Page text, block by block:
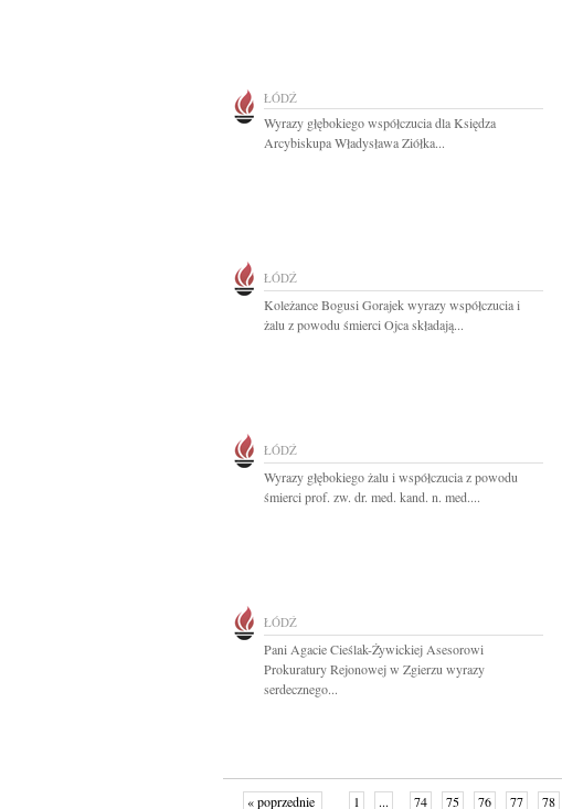
ŁÓDŹ
Wyrazy głębokiego współczucia dla Księdza
Arcybiskupa Władysława Ziółka...
ŁÓDŹ
Koleżance Bogusi Gorajek wyrazy współczucia i
żalu z powodu śmierci Ojca składają...
ŁÓDŹ
Wyrazy głębokiego żalu i współczucia z powodu
śmierci prof. zw. dr. med. kand. n. med....
ŁÓDŹ
Pani Agacie Cieślak-Żywickiej Asesorowi
Prokuratury Rejonowej w Zgierzu wyrazy
serdecznego...
« poprzednie 1 ... 74 75 76 77 78